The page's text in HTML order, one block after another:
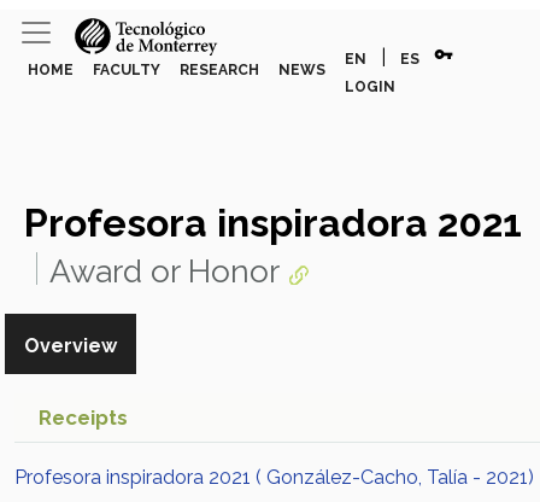
HOME FACULTY RESEARCH NEWS
EN ES vpn_key
LOGIN
Profesora inspiradora 2021
Award or Honor
Overview
Receipts
Profesora inspiradora 2021 ( González-Cacho, Talía - 2021)